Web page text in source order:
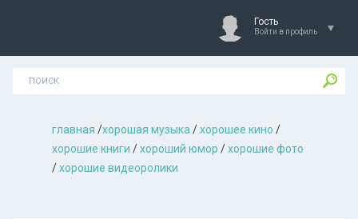
Гость
Войти в профиль
главная /хорошая музыкa /хорошее кино /
хорошие книги /хороший юмор /хорошие фото
/хорошие видеоролики